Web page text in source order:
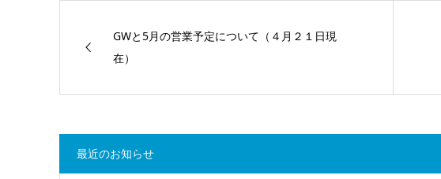
GWと5月の営業予定について（４月２１日現
在）
最近のお知らせ